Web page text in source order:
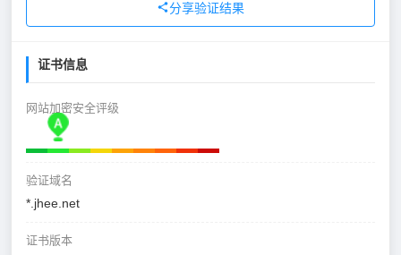
分享验证结果
证书信息
网站加密安全评级
验证域名
*.jhee.net
证书版本